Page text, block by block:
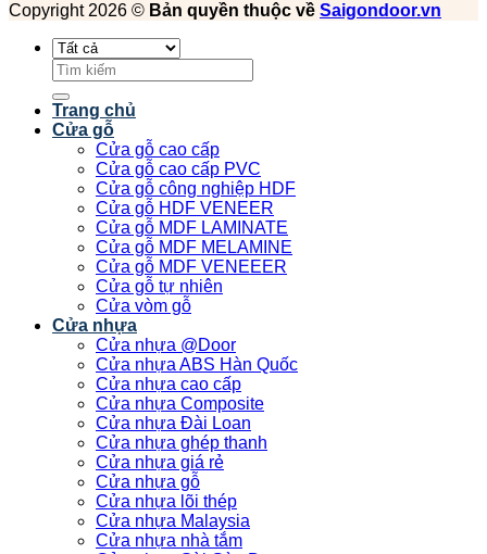
Copyright 2026 © Bản quyền thuộc về Saigondoor.vn
Tìm
kiếm:
Trang chủ
Cửa gỗ
Cửa gỗ cao cấp
Cửa gỗ cao cấp PVC
Cửa gỗ công nghiệp HDF
Cửa gỗ HDF VENEER
Cửa gỗ MDF LAMINATE
Cửa gỗ MDF MELAMINE
Cửa gỗ MDF VENEEER
Cửa gỗ tự nhiên
Cửa vòm gỗ
Cửa nhựa
Cửa nhựa @Door
Cửa nhựa ABS Hàn Quốc
Cửa nhựa cao cấp
Cửa nhựa Composite
Cửa nhựa Đài Loan
Cửa nhựa ghép thanh
Cửa nhựa giá rẻ
Cửa nhựa gỗ
Cửa nhựa lõi thép
Cửa nhựa Malaysia
Cửa nhựa nhà tắm